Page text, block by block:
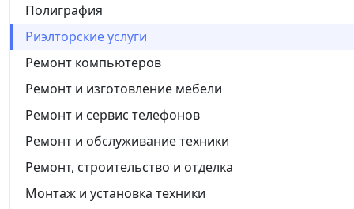
Полиграфия
Риэлторские услуги
Ремонт компьютеров
Ремонт и изготовление мебели
Ремонт и сервис телефонов
Ремонт и обслуживание техники
Ремонт, строительство и отделка
Монтаж и установка техники